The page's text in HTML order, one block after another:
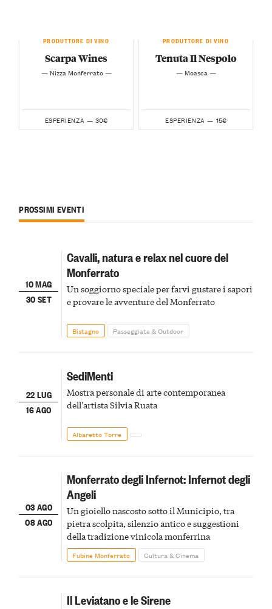
PRODUTTORE DI VINO
Scarpa Wines
— Nizza Monferrato —
ESPERIENZA — 30€
PRODUTTORE DI VINO
Tenuta Il Nespolo
— Moasca —
ESPERIENZA — 15€
PROSSIMI EVENTI
10 MAG
30 SET
Cavalli, natura e relax nel cuore del
Monferrato
Un soggiorno speciale per farvi gustare i sapori
e provare le avventure del Monferrato
Bistagno Passeggiate & Outdoor
22 LUG
16 AGO
SediMenti
Mostra personale di arte contemporanea
dell'artista Silvia Ruata
Albaretto Torre
03 AGO
08 AGO
Monferrato degli Infernot: Infernot degli
Angeli
Un gioiello nascosto sotto il Municipio, tra
pietra scolpita, silenzio antico e suggestioni
della tradizione vinicola monferrina
Fubine Monferrato Cultura & Cinema
Il Leviatano e le Sirene